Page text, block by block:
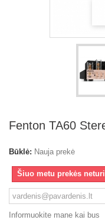
Fenton TA60
Būklė: Nauja prekė
Šiuo metu prekės
Informuokite mane kai bus